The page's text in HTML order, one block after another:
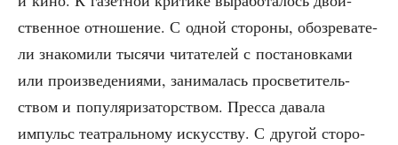
ствен­ное отно­ше­ние. С одной сто­ро­ны, обо­зре­ва­те­
ли зна­ко­ми­ли тыся­чи чита­те­лей с поста­нов­ка­ми
или про­из­ве­де­ни­я­ми, зани­ма­лась про­све­ти­тель­
ством и попу­ля­ри­за­тор­ством. Прес­са дава­ла
импульс теат­раль­но­му искус­ству. С дру­гой сто­ро­